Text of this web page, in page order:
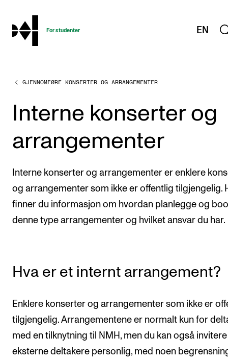
hjem
For studenter EN
STUDIENE
Eksamen, arbeidskrav og vitnemål
Studieplaner og emner
Studiekalender
Timeplaner og undervisning
Valgemner
Gjennomføre konserter og arrangementer
Offentlige konserter
Interne konserter og arrangementer
GJENNOMFØRE KONSERTER OG ARRANGEMENTER
Interne konserter og
arrangementer
Interne konserter og arrangementer er enklere
og arrangementer som ikke er offentlig tilgjengelig.
finner du informasjon om hvordan planlegge og
denne type arrangementer og hvilket ansvar du har.
Hva er et internt arrangement?
Enklere konserter og arrangementer som ikke er
tilgjengelig. Arrangementene er normalt kun for
med en tilknytning til NMH, men du kan også invitere
eksterne deltakere personlig, med noen